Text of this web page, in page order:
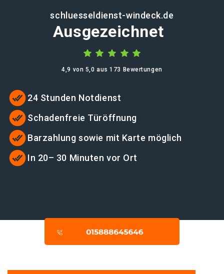
schluesseldienst-windeck.de
Ausgezeichnet
4,9 von 5,0 aus 173 Bewertungen
24 Stunden Notdienst
Schadenfreie Türöffnung
Barzahlung sowie mit Karte möglich
In 20– 30 Minuten vor Ort